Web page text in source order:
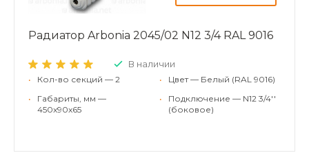
Радиатор Arbonia 2045/02 N12 3/4 RAL 9016
В наличии
•
Кол-во секций — 2
•
Габариты, мм —
450x90x65
•
Цвет — Белый (RAL 9016)
•
Подключение — N12 3/4''
(боковое)